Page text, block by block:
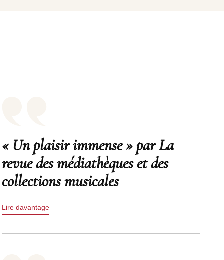
« Un plaisir immense » par La
revue des médiathèques et des
collections musicales
Lire davantage